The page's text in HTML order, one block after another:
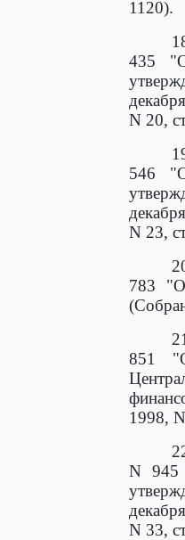
1120).
435 "О
N 20,
546 "О
N 23,
783 "О
851
1998,
N 945
N 33,